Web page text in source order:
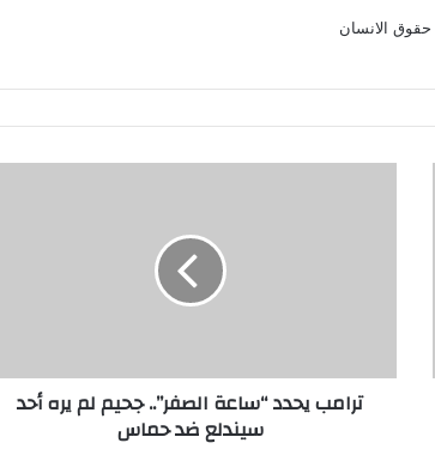
الانسان
سيندلع
ترامب يحدد “ساعة الصفر”.. جحيم لم يره أحد
سيندلع ضد حماس